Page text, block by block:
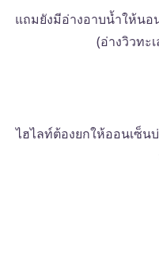
แถมยังมีอ่างอาบน้ำให้น
(อ่างวิวทะ
ไฮไลท์ต้องยกให้ออนเซ็